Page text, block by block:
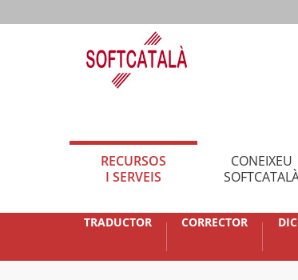
RECURSOS
I SERVEIS
CONEIXEU
TRADUCTOR CORRECTOR